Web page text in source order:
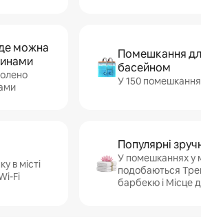
можна
Помешкання
басейном
У 150
в місті
Fi
Популярні
У помешканнях у
подобаються
барбекю і Місце